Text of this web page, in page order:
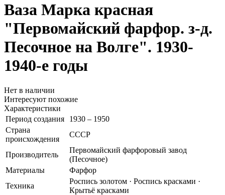
Ваза Марка красная
"Первомайский фарфор. з-д.
Песочное на Волге". 1930-
1940-е годы
Нет в наличии
Интересуют похожие
Характеристики
Период создания
1930 – 1950
Страна
происхождения
СССР
Производитель
Первомайский фарфоровый завод
(Песочное)
Материалы
Фарфор
Техника
Роспись золотом · Роспись красками ·
Крытьё красками